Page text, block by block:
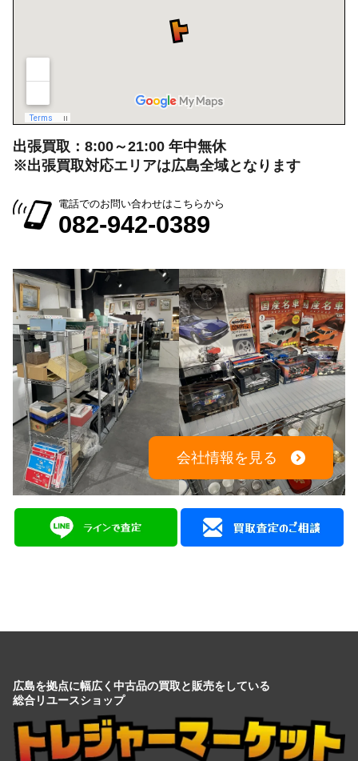
出張買取：8:00～21:00 年中無休
※出張買取対応エリアは広島全域となります
電話でのお問い合わせはこちらから
082-942-0389
会社情報を見る
広島を拠点に幅広く中古品の買取と販売をしている
総合リユースショップ